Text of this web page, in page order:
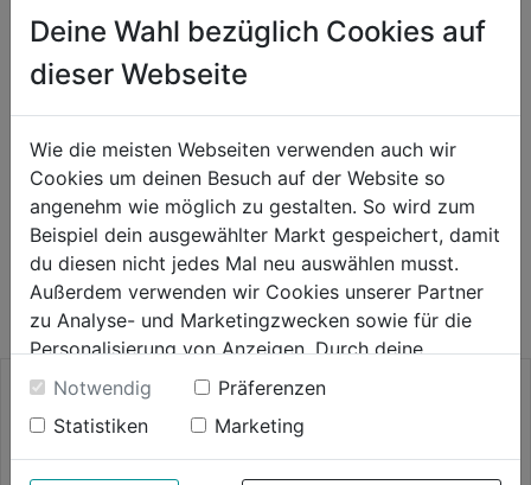
Produktinformationen
Herstellerinformationen
WEITERE PRODUKTE AUS DIESER
KATEGORIE
Deine Wahl bezüglich Cookies auf
dieser Webseite
Wie die meisten Webseiten verwenden auch wir
Cookies um deinen Besuch auf der Website so
angenehm wie möglich zu gestalten. So wird zum
Beispiel dein ausgewählter Markt gespeichert, damit
du diesen nicht jedes Mal neu auswählen musst.
Außerdem verwenden wir Cookies unserer Partner
zu Analyse- und Marketingzwecken sowie für die
Personalisierung von Anzeigen. Durch deine
Einwilligung werden die Daten von Drittanbieter,
unter anderem auch in den USA, verarbeitet.
Durch Klick auf "Alle Cookies erlauben" stimmst du
der Verwendung aller Cookies zu. Unter "Details
Notwendig
Präferenzen
Statistiken
Marketing